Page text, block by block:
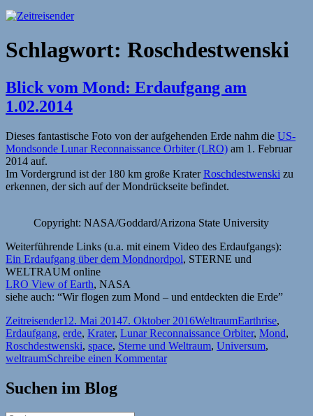
Schlagwort: Roschdestwenski
Blick vom Mond: Erdaufgang am
1.02.2014
Dieses fantastische Foto von der aufgehenden Erde nahm die US-
Mondsonde Lunar Reconnaissance Orbiter (LRO) am 1. Februar
2014 auf.
Im Vordergrund ist der 180 km große KraterRoschdestwenski zu
erkennen, der sich auf der Mondrückseite befindet.
Copyright: NASA/Goddard/Arizona State University
Weiterführende Links (u.a. mit einem Video des Erdaufgangs):
Ein Erdaufgang über dem Mondnordpol, STERNE und
WELTRAUM online
LRO View of Earth, NASA
siehe auch: “Wir flogen zum Mond – und entdeckten die Erde”
Autor
ZeitreisenderVeröffentlicht
am
12. Mai 20147. Oktober 2016Kategorien
WeltraumSchlagwörter
Earthrise,
Erdaufgang, erde, Krater, Lunar Reconnaissance Orbiter, Mond,
Roschdestwenski, space, Sterne und Weltraum, Universum,
weltraumSchreibe einen Kommentarzu
Suchen im Blog